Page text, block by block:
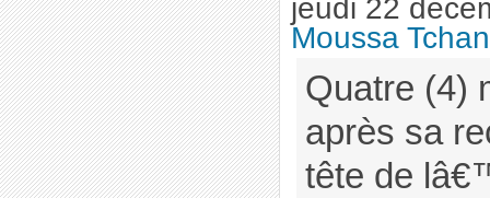
jeudi 22
Moussa
Quatre (4)
après sa
tête de